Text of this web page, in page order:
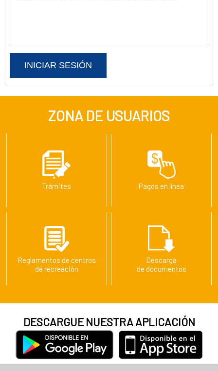
ZONA DE USUARIOS
Trámites Pagos en línea
Reglamentos de centros
de recreación
Descarga
de documentos
DESCARGUE NUESTRA APLICACIÓN